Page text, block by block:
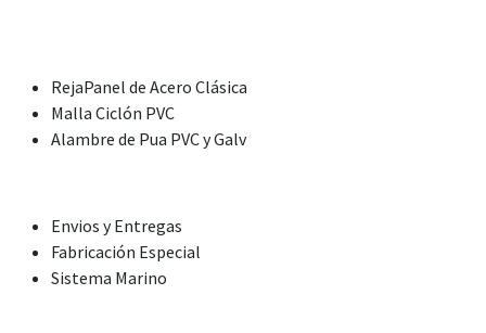
RejaPanel de Acero Clásica
Malla Ciclón PVC
Alambre de Pua PVC y Galv
Envios y Entregas
Fabricación Especial
Sistema Marino